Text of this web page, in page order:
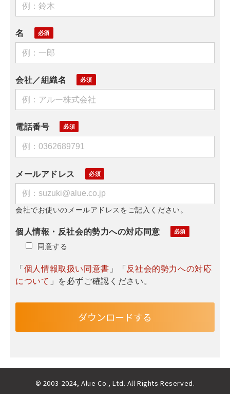
名
会社／組織名
電話番号
メールアドレス
会社でお使いのメールアドレスをご記入ください。
個人情報・反社会的勢力への対応同意
同意する
「個人情報取扱い同意書 」「反社会的勢力への対応
について 」を必ずご確認ください。
© 2003-2024, Alue Co., Ltd. All Rights Reserved.